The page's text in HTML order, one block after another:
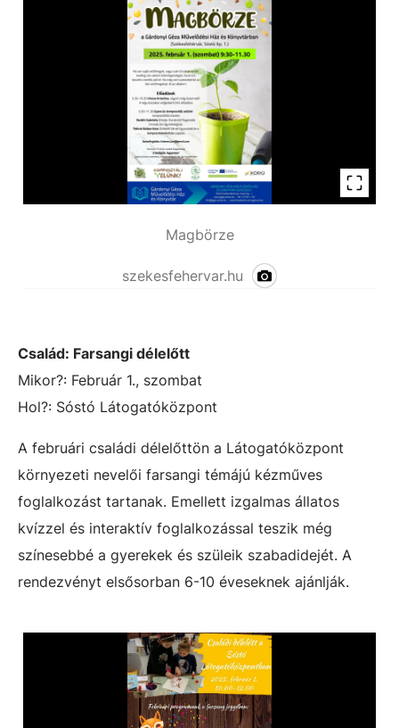
Magbörze
szekesfehervar.hu
Család: Farsangi délelőtt
Mikor?: Február 1., szombat
Hol?: Sóstó Látogatóközpont
A februári családi délelőttön a Látogatóközpont
környezeti nevelői farsangi témájú kézműves
foglalkozást tartanak. Emellett izgalmas állatos
kvízzel és interaktív foglalkozással teszik még
színesebbé a gyerekek és szüleik szabadidejét. A
rendezvényt elsősorban 6-10 éveseknek ajánlják.